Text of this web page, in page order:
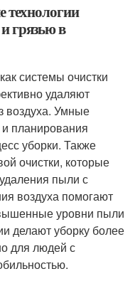
технологии
грязью в
системы очистки
удаляют
воздуха. Умные
планирования
уборки. Также
очистки, которые
пыли с
воздуха помогают
уровни пыли
делают уборку более
для людей с